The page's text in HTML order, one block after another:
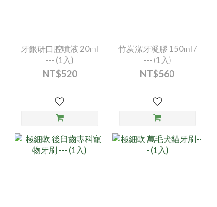
牙齦研口腔噴液 20ml
--- (1入)
NT$520
竹炭潔牙凝膠 150ml /
--- (1入)
NT$560